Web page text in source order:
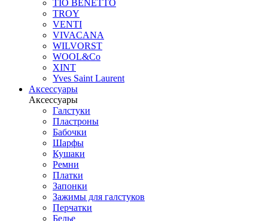
TIO BENETTO
TROY
VENTI
VIVACANA
WILVORST
WOOL&Co
XINT
Yves Saint Laurent
Аксессуары
Аксессуары
Галстуки
Пластроны
Бабочки
Шарфы
Кушаки
Ремни
Платки
Запонки
Зажимы для галстуков
Перчатки
Белье